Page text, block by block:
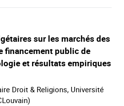
sur les marchés des
financement public de
et résultats empiriques
Droit & Religions, Université